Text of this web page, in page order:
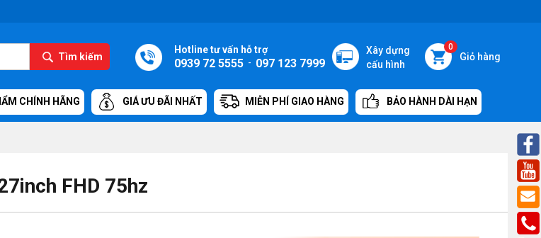
Tìm kiếm
0
Giỏ hàng
Xây dựng
cấu hình
Hotline tư vấn hỗ trợ
0939 72 5555 - 097 123 7999
CHÍNH HÃNG GIÁ ƯU ĐÃI NHẤT MIỄN PHÍ GIAO HÀNG BẢO HÀNH DÀI HẠN
FHD 75hz